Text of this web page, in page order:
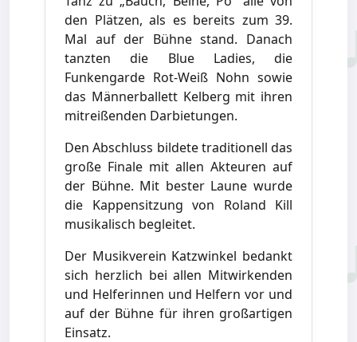
den Plätzen, als es bereits zum 39.
Mal auf der Bühne stand. Danach
tanzten die Blue Ladies, die
Funkengarde Rot-Weiß Nohn sowie
das Männerballett Kelberg mit ihren
mitreißenden Darbietungen.
Den Abschluss bildete traditionell das
große Finale mit allen Akteuren auf
der Bühne. Mit bester Laune wurde
die Kappensitzung von Roland Kill
musikalisch begleitet.
Der Musikverein Katzwinkel bedankt
sich herzlich bei allen Mitwirkenden
und Helferinnen und Helfern vor und
auf der Bühne für ihren großartigen
Einsatz.